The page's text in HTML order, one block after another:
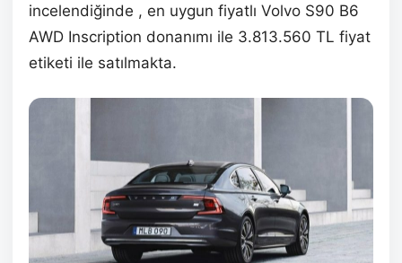
incelendiğinde , en uygun fiyatlı Volvo S90 B6
AWD Inscription donanımı ile 3.813.560 TL fiyat
etiketi ile satılmakta.